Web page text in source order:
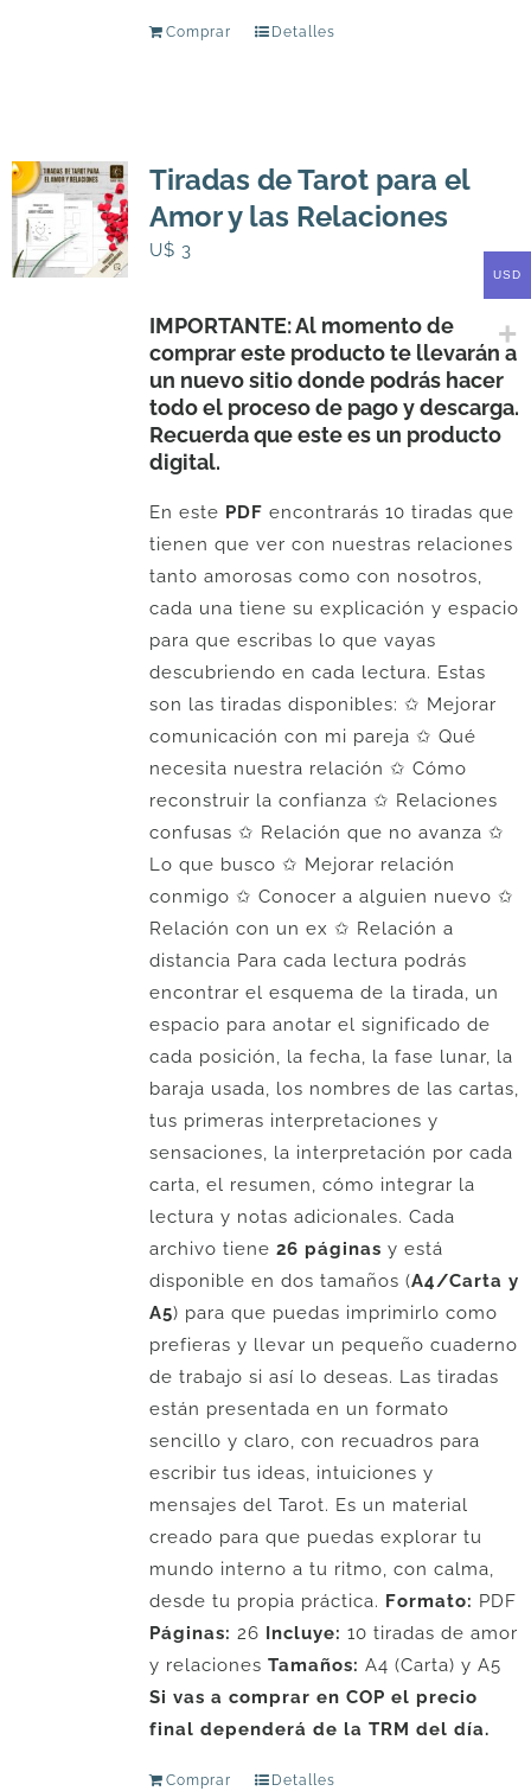
Comprar Detalles
Tiradas de Tarot para el
Amor y las Relaciones
U$ 3
IMPORTANTE: Al momento de
comprar este producto te llevarán a
un nuevo sitio donde podrás hacer
todo el proceso de pago y descarga.
Recuerda que este es un producto
digital.
En este PDF encontrarás 10 tiradas que
tienen que ver con nuestras relaciones
tanto amorosas como con nosotros,
cada una tiene su explicación y espacio
para que escribas lo que vayas
descubriendo en cada lectura. Estas
son las tiradas disponibles: ✩ Mejorar
comunicación con mi pareja ✩ Qué
necesita nuestra relación ✩ Cómo
reconstruir la confianza ✩ Relaciones
confusas ✩ Relación que no avanza ✩
Lo que busco ✩ Mejorar relación
conmigo ✩ Conocer a alguien nuevo ✩
Relación con un ex ✩ Relación a
distancia Para cada lectura podrás
encontrar el esquema de la tirada, un
espacio para anotar el significado de
cada posición, la fecha, la fase lunar, la
baraja usada, los nombres de las cartas,
tus primeras interpretaciones y
sensaciones, la interpretación por cada
carta, el resumen, cómo integrar la
lectura y notas adicionales. Cada
archivo tiene 26 páginas y está
disponible en dos tamaños (A4/Carta y
A5) para que puedas imprimirlo como
prefieras y llevar un pequeño cuaderno
de trabajo si así lo deseas. Las tiradas
están presentada en un formato
sencillo y claro, con recuadros para
escribir tus ideas, intuiciones y
mensajes del Tarot. Es un material
creado para que puedas explorar tu
mundo interno a tu ritmo, con calma,
desde tu propia práctica. Formato: PDF
Páginas: 26 Incluye: 10 tiradas de amor
y relaciones Tamaños: A4 (Carta) y A5
Si vas a comprar en COP el precio
final dependerá de la TRM del día.
Comprar Detalles
USD